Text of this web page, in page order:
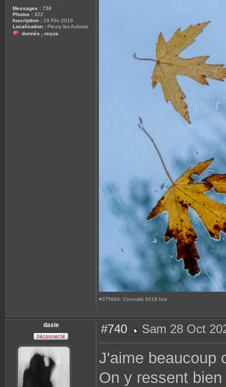
Messages : 738
Photos : 322
Inscription : 19 Fév 2016
Localisation : Fleury les Aubrais
donnés / reçus
#375684: Consulté 6018 fois
dasie #740
e
s
a
Sam 28 Oct
J'aime beaucoup
On y ressent